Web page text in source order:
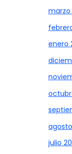
marzo
enero
julio